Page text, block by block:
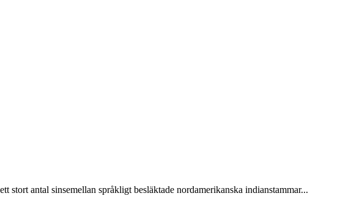
stort antal sinsemellan språkligt besläktade nordamerikanska indianstammar...